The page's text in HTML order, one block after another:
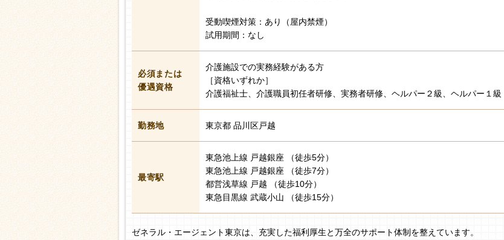
受動喫煙対策：あり（屋内禁煙）
試用期間：なし
必須または
優遇資格
介護施設での実務経験がある方
［資格いずれか］
介護福祉士、介護職員初任者研修、実務者研修、ヘルパー２級、ヘルパー１級
勤務地 東京都 品川区戸越
最寄駅
東急池上線 戸越銀座 （徒歩5分）
東急池上線 戸越銀座 （徒歩7分）
都営浅草線 戸越 （徒歩10分）
東急目黒線 武蔵小山 （徒歩15分）
ゼネラル・エージェント東京は、充実した福利厚生と万全のサポート体制を整えています。